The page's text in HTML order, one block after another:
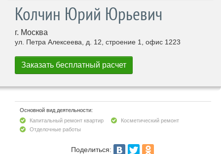
Колчин Юрий Юрьевич
г. Москва
ул. Петра Алексеева, д. 12, строение 1, офис 1223
Основной вид деятельности:
Капитальный ремонт квартир
Косметический ремонт
Отделочные работы
Поделиться: